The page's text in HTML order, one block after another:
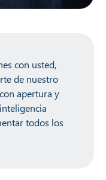
con usted,
de nuestro
apertura y
todos los